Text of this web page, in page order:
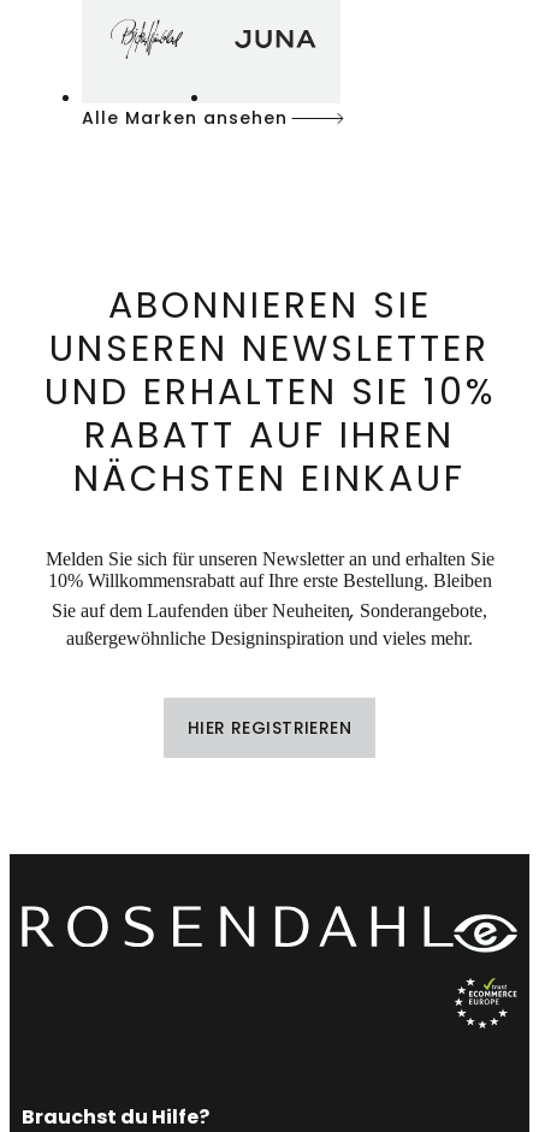
Alle Marken ansehen
ABONNIEREN SIE
UNSEREN NEWSLETTER
UND ERHALTEN SIE 10%
RABATT AUF IHREN
NÄCHSTEN EINKAUF
Melden Sie sich für unseren Newsletter an und erhalten Sie
10% Willkommensrabatt auf Ihre erste Bestellung. Bleiben
Sie auf dem Laufenden über Neuheiten, Sonderangebote,
außergewöhnliche Designinspiration und vieles mehr.
HIER REGISTRIEREN
Brauchst du Hilfe?